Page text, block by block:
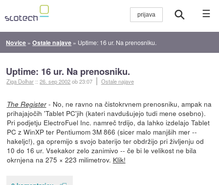
☰
Novice »Ostale najave » Uptime: 16 ur. Na prenosniku.
Uptime: 16 ur. Na prenosniku.
Ziga Dolhar ::26. sep 2002ob 23:07 Ostale najave
The Register- No, ne ravno na čistokrvnem prenosniku, ampak na
prihajajočih 'Tablet PC'jih (kateri navdušujejo tudi mene osebno).
Pri podjetju ElectroFuel Inc. namreč trdijo, da lahko izdelajo Tablet
PC z WinXP ter Pentiumom 3M 866 (sicer malo manjših mer --
hakeljc!), ga opremijo s svojo baterijo ter obdržijo pri življenju od
10 do 16 ur. Vsekakor zelo zanimivo -- če bi le velikost ne bila
okrnjena na 275 × 223 milimetrov. Klik!